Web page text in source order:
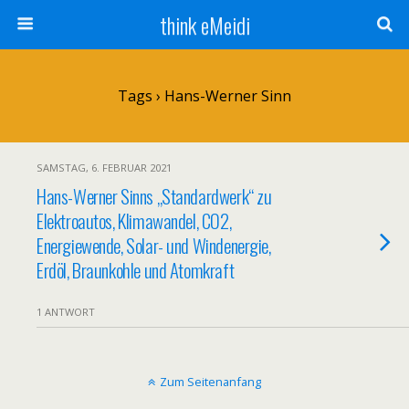
think eMeidi
Tags › Hans-Werner Sinn
SAMSTAG, 6. FEBRUAR 2021
Hans-Werner Sinns „Standardwerk“ zu
Elektroautos, Klimawandel, CO2,
Energiewende, Solar- und Windenergie,
Erdöl, Braunkohle und Atomkraft
1 ANTWORT
Zum Seitenanfang